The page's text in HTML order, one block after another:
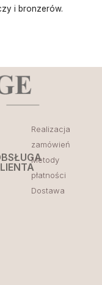
i bronzerów.
Realizacja
zamówień
Metody
płatności
Dostawa